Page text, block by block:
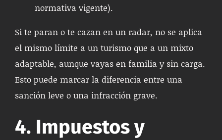
normativa vigente).
Si te paran o te cazan en un radar, no se aplica
el mismo límite a un turismo que a un mixto
adaptable, aunque vayas en familia y sin carga.
Esto puede marcar la diferencia entre una
sanción leve o una infracción grave.
4. Impuestos y